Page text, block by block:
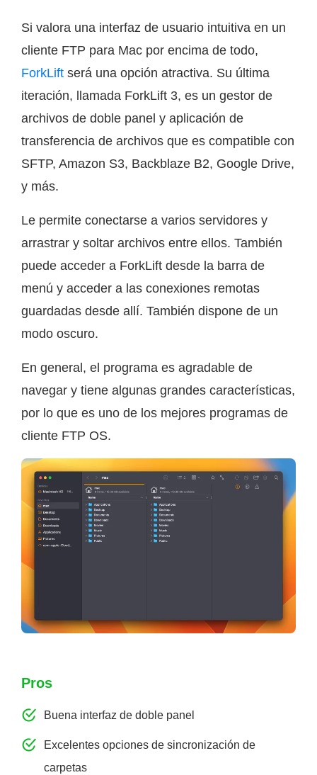
Si valora una interfaz de usuario intuitiva en un
cliente FTP para Mac por encima de todo,
ForkLift será una opción atractiva. Su última
iteración, llamada ForkLift 3, es un gestor de
archivos de doble panel y aplicación de
transferencia de archivos que es compatible con
SFTP, Amazon S3, Backblaze B2, Google Drive,
y más.
Le permite conectarse a varios servidores y
arrastrar y soltar archivos entre ellos. También
puede acceder a ForkLift desde la barra de
menú y acceder a las conexiones remotas
guardadas desde allí. También dispone de un
modo oscuro.
En general, el programa es agradable de
navegar y tiene algunas grandes características,
por lo que es uno de los mejores programas de
cliente FTP OS.
Pros
Buena interfaz de doble panel
Excelentes opciones de sincronización de
carpetas